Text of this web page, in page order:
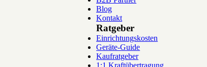
Blog
Kontakt
Ratgeber
Einrichtungskosten
Geräte-Guide
Kaufratgeber
1:1 Kraftübertragung